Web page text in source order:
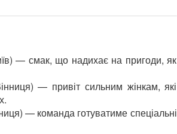
— смак, що надихає на пригоди, як
— привіт сильним жінкам, які
— команда готуватиме спеціальні